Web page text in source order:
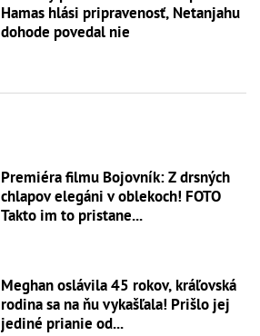
Hamas hlási pripravenosť, Netanjahu
dohode povedal nie
Premiéra filmu Bojovník: Z drsných
chlapov elegáni v oblekoch! FOTO
Takto im to pristane...
Meghan oslávila 45 rokov, kráľovská
rodina sa na ňu vykašľala! Prišlo jej
jediné prianie od...